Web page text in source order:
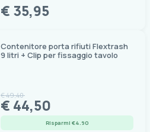
€ 35,95
Contenitore porta rifiuti Flextrash
9 litri + Clip per fissaggio tavolo
€ 49,40
€ 44,50
Risparmi €4.90